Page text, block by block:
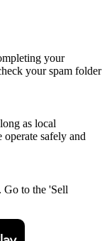
your
your spam folder
as local
safely and
Go to the 'Sell